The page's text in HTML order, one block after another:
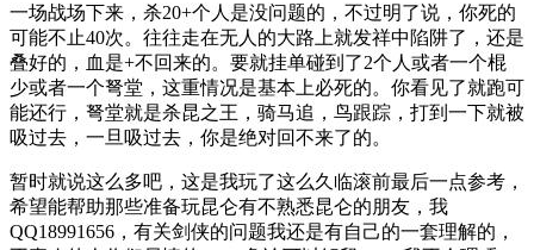
一场战场下来，杀20+个人是没问题的，不过明了说，你死的
可能不止40次。往往走在无人的大路上就发祥中陷阱了，还是
叠好的，血是+不回来的。要就挂单碰到了2个人或者一个棍
少或者一个弩堂，这重情况是基本上必死的。你看见了就跑可
能还行，弩堂就是杀昆之王，骑马追，鸟跟踪，打到一下就被
吸过去，一旦吸过去，你是绝对回不来了的。
暂时就说这么多吧，这是我玩了这么久临滚前最后一点参考，
希望能帮助那些准备玩昆仑有不熟悉昆仑的朋友，我
QQ18991656，有关剑侠的问题我还是有自己的一套理解的，